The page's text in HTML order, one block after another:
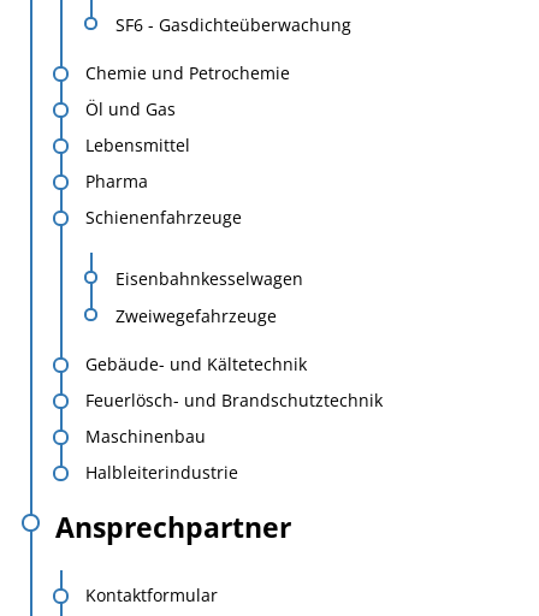
SF6 - Gasdichteüberwachung
Chemie und Petrochemie
Öl und Gas
Lebensmittel
Pharma
Schienenfahrzeuge
Eisenbahnkesselwagen
Zweiwegefahrzeuge
Gebäude- und Kältetechnik
Feuerlösch- und Brandschutztechnik
Maschinenbau
Halbleiterindustrie
Ansprechpartner
Kontaktformular